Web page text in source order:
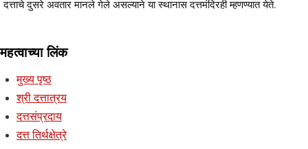
दत्ताचे दुसरे अवतार मानले गेले असल्याने या स्थानास दत्तमंदिरही म्हणण्यात येते.
महत्वाच्या लिंक
मुख्य पृष्ठ
श्री दत्तात्रय
दत्तसंप्रदाय
दत्त तिर्थक्षेत्रे